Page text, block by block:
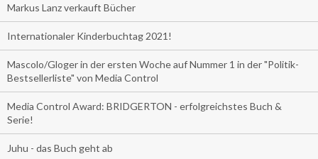
Markus Lanz verkauft Bücher
Internationaler Kinderbuchtag 2021!
Mascolo/Gloger in der ersten Woche auf Nummer 1 in der "Politik-
Bestsellerliste" von Media Control
Media Control Award: BRIDGERTON - erfolgreichstes Buch &
Serie!
Juhu - das Buch geht ab